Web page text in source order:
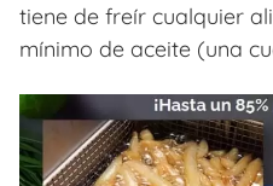
tiene de freír cualquier
mínimo de aceite (una